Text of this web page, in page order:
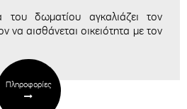
δωματίου αγκαλιάζει τον
να αισθάνεται οικειότητα με τον
Πληροφορίες